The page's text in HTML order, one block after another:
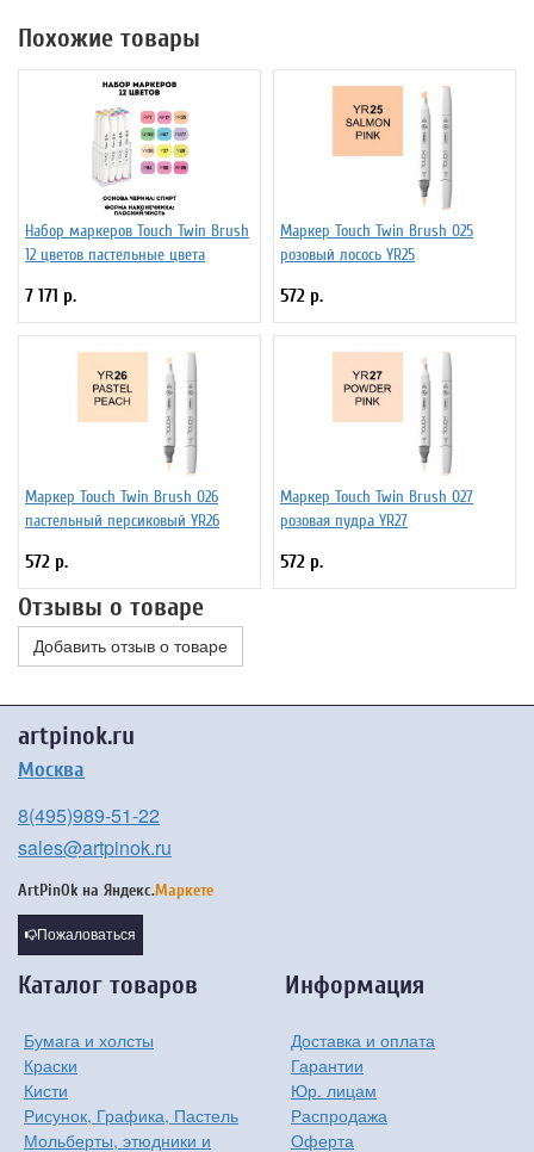
Похожие товары
Набор маркеров Touch Twin Brush
12 цветов пастельные цвета
7 171 р.
Маркер Touch Twin Brush 025
розовый лосось YR25
572 р.
Маркер Touch Twin Brush 026
пастельный персиковый YR26
572 р.
Маркер Touch Twin Brush 027
розовая пудра YR27
572 р.
Отзывы о товаре
Добавить отзыв о товаре
artpinok.ru
Москва
8(495)989-51-22
sales@artpinok.ru
ArtPinOk на Яндекс.Маркете
Пожаловаться
Каталог товаров
Бумага и холсты
Краски
Кисти
Рисунок, Графика, Пастель
Мольберты, этюдники и
Информация
Доставка и оплата
Гарантии
Юр. лицам
Распродажа
Оферта